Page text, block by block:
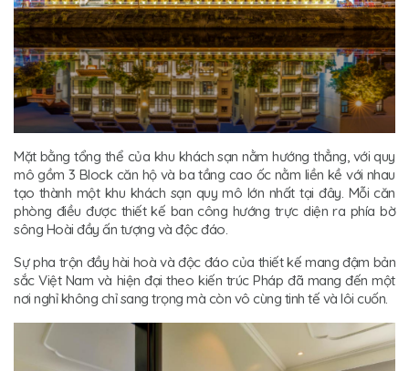
Mặt bằng tổng thể của khu khách sạn nằm hướng thẳng, với quy
mô gồm 3 Block căn hộ và ba tầng cao ốc nằm liền kề với nhau
tạo thành một khu khách sạn quy mô lớn nhất tại đây. Mỗi căn
phòng điều được thiết kế ban công hướng trực diện ra phía bờ
sông Hoài đầy ấn tượng và độc đáo.
Sự pha trộn đầy hài hoà và độc đáo của thiết kế mang đậm bản
sắc Việt Nam và hiện đại theo kiến trúc Pháp đã mang đến một
nơi nghỉ không chỉ sang trọng mà còn vô cùng tinh tế và lôi cuốn.